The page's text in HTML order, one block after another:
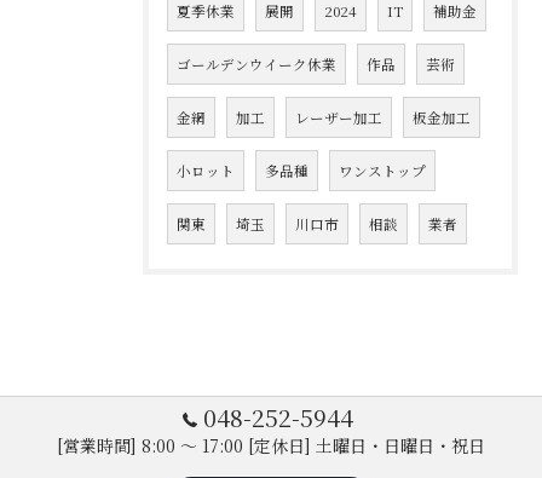
夏季休業 展開 2024 IT 補助金
ゴールデンウイーク休業 作品 芸術
金網 加工 レーザー加工 板金加工
小ロット 多品種 ワンストップ
関東 埼玉 川口市 相談 業者
048-252-5944
[営業時間] 8:00 ～ 17:00 [定休日] 土曜日・日曜日・祝日